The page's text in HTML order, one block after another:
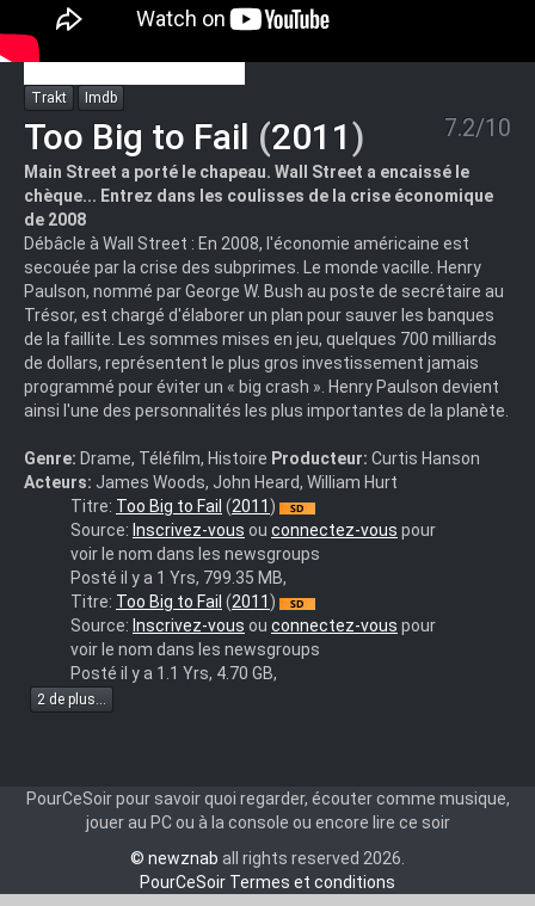
Trakt Imdb
Too Big to Fail (2011) 7.2/10
Main Street a porté le chapeau. Wall Street a encaissé le
chèque... Entrez dans les coulisses de la crise économique
de 2008
Débâcle à Wall Street : En 2008, l'économie américaine est
secouée par la crise des subprimes. Le monde vacille. Henry
Paulson, nommé par George W. Bush au poste de secrétaire au
Trésor, est chargé d'élaborer un plan pour sauver les banques
de la faillite. Les sommes mises en jeu, quelques 700 milliards
de dollars, représentent le plus gros investissement jamais
programmé pour éviter un « big crash ». Henry Paulson devient
ainsi l'une des personnalités les plus importantes de la planète.
Genre: Drame, Téléfilm, Histoire Producteur: Curtis Hanson
Acteurs: James Woods, John Heard, William Hurt
Too.Big.To.Fail.2011.FRENCH.DVDRiP.XViD-
STVFRV-.Bettyboop
Titre: Too Big to Fail (2011 )
Source: Inscrivez-vous ou connectez-vous pour
voir le nom dans les newsgroups
Posté il y a 1 Yrs, 799.35 MB,
invan-
too.big.to.fail
Titre: Too Big to Fail (2011 )
Source: Inscrivez-vous ou connectez-vous pour
voir le nom dans les newsgroups
Posté il y a 1.1 Yrs, 4.70 GB,
2 de plus...
PourCeSoir pour savoir quoi regarder, écouter comme musique,
jouer au PC ou à la console ou encore lire ce soir
© newznab all rights reserved 2026.
PourCeSoir Termes et conditions